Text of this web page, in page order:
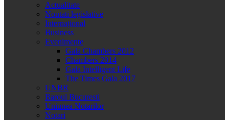
Actualitate
Noutati legislative
Internațional
Business
Evenimente
Gala Chambers 2012
Chambers 2014
Gala Intelligent Life
The Times Gala 2017
UNBR
Baroul Bucuresti
Uniunea Notarilor
Notari